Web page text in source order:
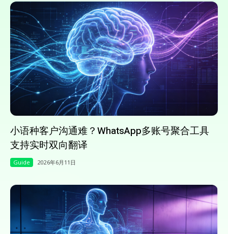
小语种客户沟通难？WhatsApp多账号聚合工具
支持实时双向翻译
Guide 2026年6月11日